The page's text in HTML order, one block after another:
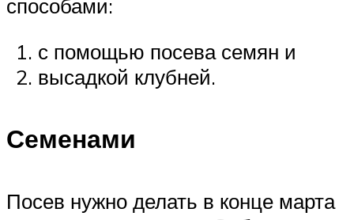
способами:
с помощью посева семян и
высадкой клубней.
Семенами
Посев нужно делать в конце марта